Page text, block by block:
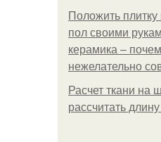
Положить
пол своими
керамика –
нежелательно
Расчет ткани на
рассчитать